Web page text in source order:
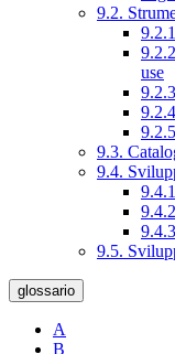
9.2.
use
9.3.
9.4.
9.5.
glossario
A
B